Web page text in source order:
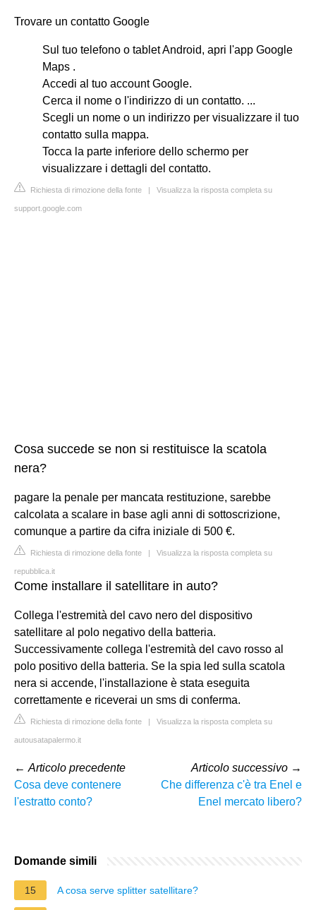
Trovare un contatto Google
Sul tuo telefono o tablet Android, apri l'app Google
Maps .
Accedi al tuo account Google.
Cerca il nome o l'indirizzo di un contatto. ...
Scegli un nome o un indirizzo per visualizzare il tuo
contatto sulla mappa.
Tocca la parte inferiore dello schermo per
visualizzare i dettagli del contatto.
Richiesta di rimozione della fonte | Visualizza la risposta completa su
support.google.com
Cosa succede se non si restituisce la scatola
nera?
pagare la penale per mancata restituzione, sarebbe
calcolata a scalare in base agli anni di sottoscrizione,
comunque a partire da cifra iniziale di 500 €.
Richiesta di rimozione della fonte | Visualizza la risposta completa su
repubblica.it
Come installare il satellitare in auto?
Collega l'estremità del cavo nero del dispositivo
satellitare al polo negativo della batteria.
Successivamente collega l'estremità del cavo rosso al
polo positivo della batteria. Se la spia led sulla scatola
nera si accende, l'installazione è stata eseguita
correttamente e riceverai un sms di conferma.
Richiesta di rimozione della fonte | Visualizza la risposta completa su
autousatapalermo.it
← Articolo precedente
Cosa deve contenere
l'estratto conto?
Articolo successivo →
Che differenza c'è tra Enel e
Enel mercato libero?
Domande simili
15 A cosa serve splitter satellitare?